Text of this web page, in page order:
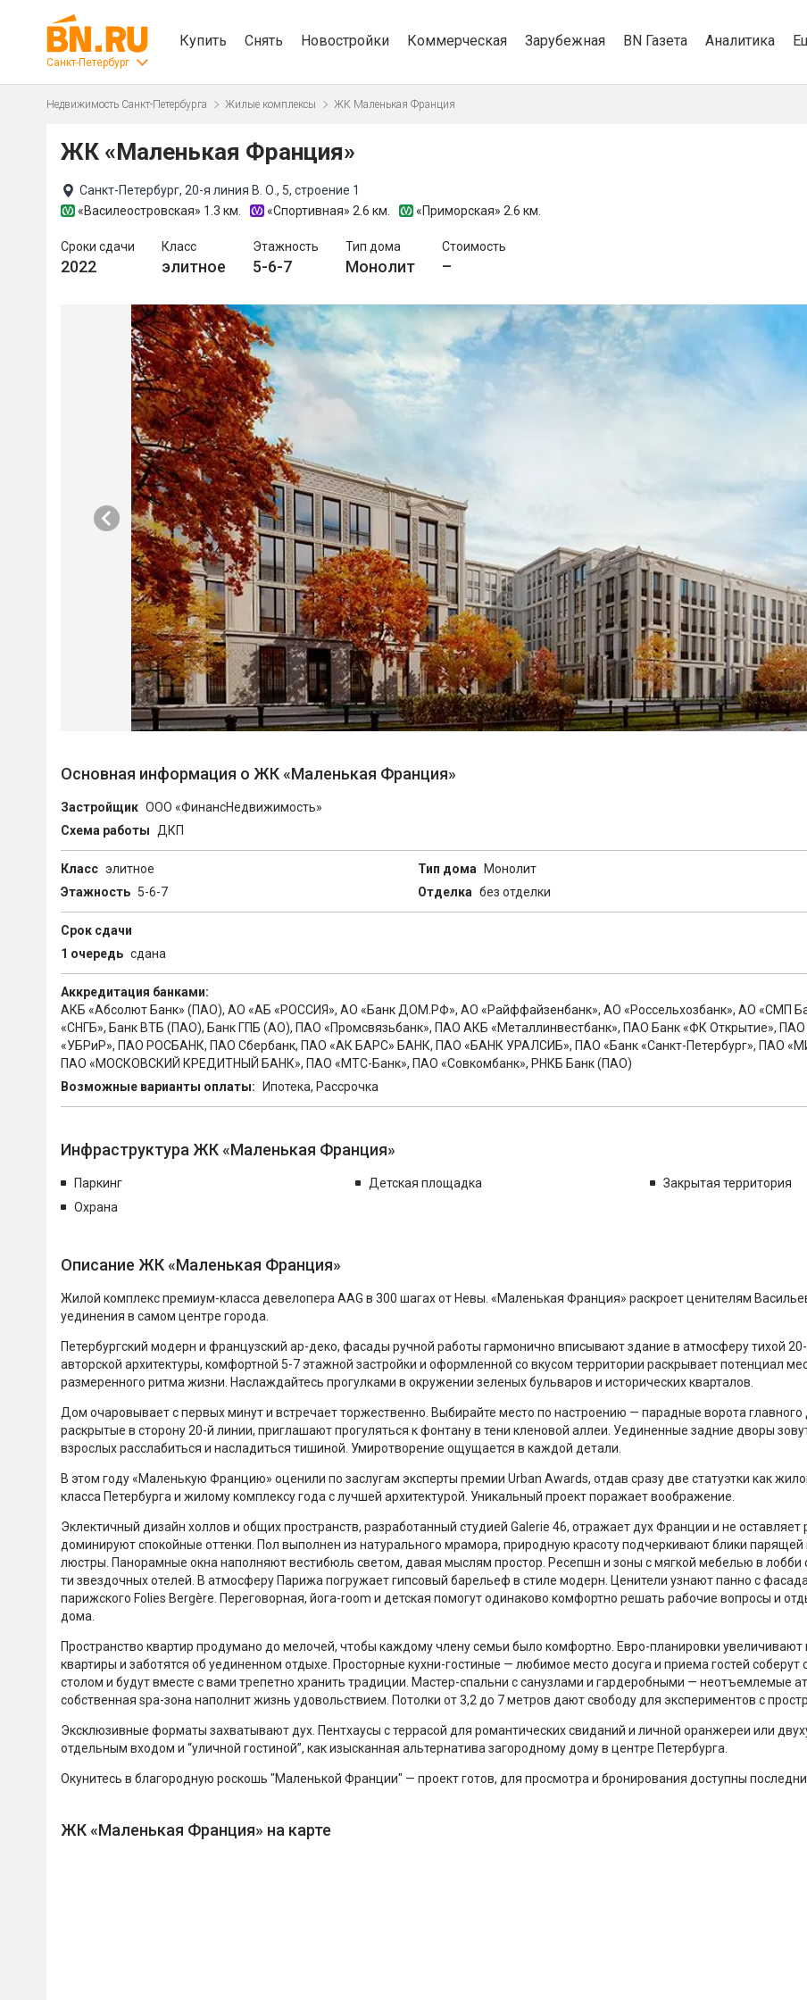
Санкт-Петербург
Купить Снять Новостройки Коммерческая Зарубежная BN Газета Аналитика
Недвижимость Санкт-Петербурга Жилые комплексы ЖК Маленькая Франция
ЖК «Маленькая Франция»
Санкт-Петербург, 20-я линия В. О., 5, строение 1
«Василеостровская» 1.3 км. «Спортивная» 2.6 км. «Приморская» 2.6 км.
Сроки сдачи
2022
Класс
элитное
Этажность
5-6-7
Тип дома
Монолит
Стоимость
–
Основная информация о ЖК «Маленькая Франция»
Застройщик ООО «ФинансНедвижимость»
Схема работы
ДКП
Класс элитное Тип дома
Монолит
Этажность 5-6-7 Отделка без отделки
Срок сдачи
1 очередь сдана
Аккредитация банками:
АКБ «Абсолют Банк» (ПАО), АО «АБ «РОССИЯ», АО «Банк ДОМ.РФ», АО «Райффайзенбанк», АО «Россельхозбанк», АО «СМП
«СНГБ», Банк ВТБ (ПАО), Банк ГПБ (АО), ПAO «Промсвязьбанк», ПАО АКБ «Металлинвестбанк», ПАО Банк «ФК Открытие»,
«УБРиР», ПАО РОСБАНК, ПАО Сбербанк, ПАО «АК БАРС» БАНК, ПАО «БАНК УРАЛСИБ», ПАО «Банк «Санкт-Петербург», ПАО
ПАО «МОСКОВСКИЙ КРЕДИТНЫЙ БАНК», ПАО «МТС-Банк», ПАО «Совкомбанк», РНКБ Банк (ПАО)
Возможные варианты оплаты:
Ипотека, Рассрочка
Инфраструктура ЖК «Маленькая Франция»
Паркинг Детская площадка
Закрытая территория
Охрана
Описание ЖК «Маленькая Франция»
Жилой комплекс премиум-класса девелопера AAG в 300 шагах от Невы. «Маленькая Франция» раскроет ценителям
уединения в самом центре города.
Петербургский модерн и французский ар-деко, фасады ручной работы гармонично вписывают здание в атмосферу тихой
авторской архитектуры, комфортной 5-7 этажной застройки и оформленной со вкусом территории раскрывает потенциал
размеренного ритма жизни. Наслаждайтесь прогулками в окружении зеленых бульваров и исторических кварталов.
Дом очаровывает с первых минут и встречает торжественно. Выбирайте место по настроению — парадные ворота главного
раскрытые в сторону 20-й линии, приглашают прогуляться к фонтану в тени кленовой аллеи. Уединенные задние дворы
взрослых расслабиться и насладиться тишиной. Умиротворение ощущается в каждой детали.
В этом году «Маленькую Францию» оценили по заслугам эксперты премии Urban Awards, отдав сразу две статуэтки как
класса Петербурга и жилому комплексу года с лучшей архитектурой. Уникальный проект поражает воображение.
Эклектичный дизайн холлов и общих пространств, разработанный студией Galerie 46, отражает дух Франции и не
доминируют спокойные оттенки. Пол выполнен из натурального мрамора, природную красоту подчеркивают блики парящей
люстры. Панорамные окна наполняют вестибюль светом, давая мыслям простор. Ресепшн и зоны с мягкой мебелью в
ти звездочных отелей. В атмосферу Парижа погружает гипсовый барельеф в стиле модерн. Ценители узнают панно с
парижского Folies Bergère. Переговорная, йога-room и детская помогут одинаково комфортно решать рабочие вопросы и
дома.
Пространство квартир продумано до мелочей, чтобы каждому члену семьи было комфортно. Евро-планировки увеличивают
квартиры и заботятся об уединенном отдыхе. Просторные кухни-гостиные — любимое место досуга и приема гостей
столом и будут вместе с вами трепетно хранить традиции. Мастер-спальни с санузлами и гардеробными — неотъемлемые
собственная spa-зона наполнит жизнь удовольствием. Потолки от 3,2 до 7 метров дают свободу для экспериментов с
Эксклюзивные форматы захватывают дух. Пентхаусы с террасой для романтических свиданий и личной оранжереи или
отдельным входом и “уличной гостиной”, как изысканная альтернатива загородному дому в центре Петербурга.
Окунитесь в благородную роскошь "Маленькой Франции" — проект готов, для просмотра и бронирования доступны
ЖК «Маленькая Франция» на карте